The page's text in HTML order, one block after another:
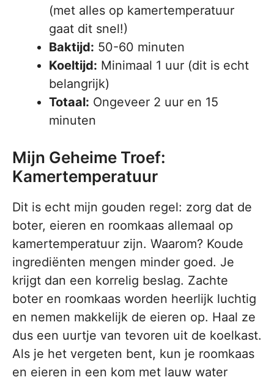
(met alles op kamertemperatuur
gaat dit snel!)
Baktijd: 50-60 minuten
Koeltijd: Minimaal 1 uur (dit is echt
belangrijk)
Totaal: Ongeveer 2 uur en 15
minuten
Mijn Geheime Troef:
Kamertemperatuur
Dit is echt mijn gouden regel: zorg dat de
boter, eieren en roomkaas allemaal op
kamertemperatuur zijn. Waarom? Koude
ingrediënten mengen minder goed. Je
krijgt dan een korrelig beslag. Zachte
boter en roomkaas worden heerlijk luchtig
en nemen makkelijk de eieren op. Haal ze
dus een uurtje van tevoren uit de koelkast.
Als je het vergeten bent, kun je roomkaas
en eieren in een kom met lauw water